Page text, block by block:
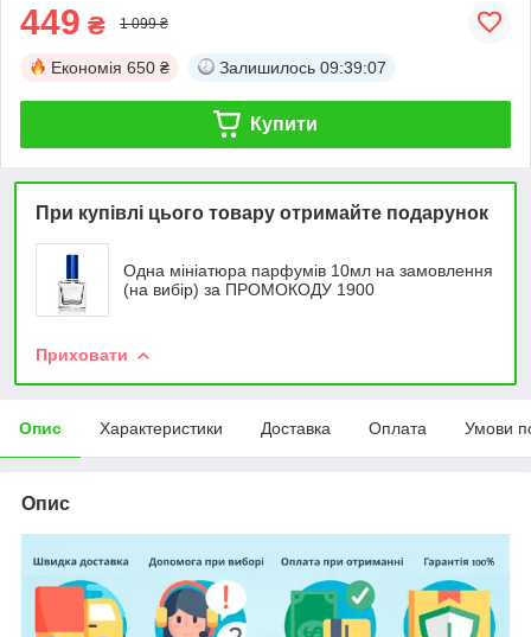
449 ₴ 1 099 ₴
Економія 650 ₴ Залишилось 09:39:07
Купити
При купівлі цього товару отримайте подарунок
Одна мініатюра парфумів 10мл на замовлення
(на вибір) за ПРОМОКОДУ 1900
Приховати
Опис Характеристики Доставка Оплата Умови
Опис